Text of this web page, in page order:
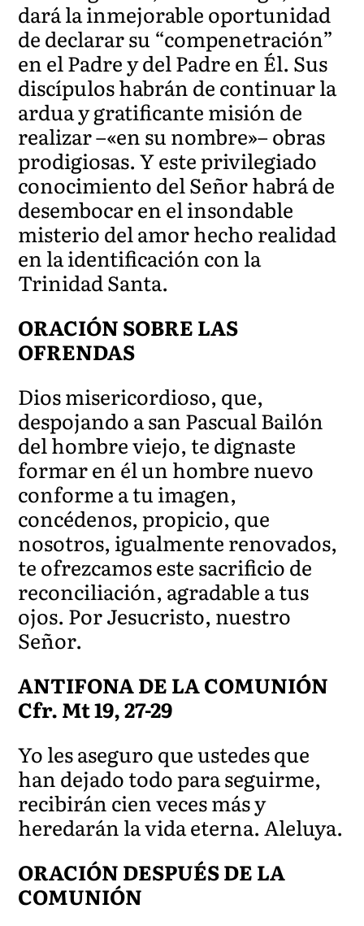
dará la inmejorable oportunidad
de declarar su “compenetración”
en el Padre y del Padre en Él. Sus
discípulos habrán de continuar la
ardua y gratificante misión de
realizar –«en su nombre»– obras
prodigiosas. Y este privilegiado
conocimiento del Señor habrá de
desembocar en el insondable
misterio del amor hecho realidad
en la identificación con la
Trinidad Santa.
ORACIÓN SOBRE LAS
OFRENDAS
Dios misericordioso, que,
despojando a san Pascual Bailón
del hombre viejo, te dignaste
formar en él un hombre nuevo
conforme a tu imagen,
concédenos, propicio, que
nosotros, igualmente renovados,
te ofrezcamos este sacrificio de
reconciliación, agradable a tus
ojos. Por Jesucristo, nuestro
Señor.
ANTIFONA DE LA COMUNIÓN
Cfr. Mt 19, 27-29
Yo les aseguro que ustedes que
han dejado todo para seguirme,
recibirán cien veces más y
heredarán la vida eterna. Aleluya.
ORACIÓN DESPUÉS DE LA
COMUNIÓN